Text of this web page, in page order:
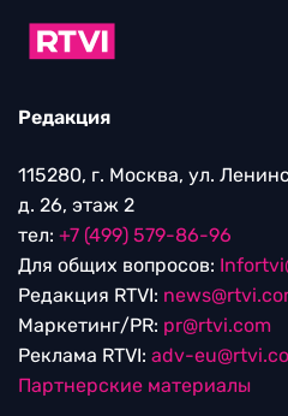
Редакция
115280, г. Москва, ул.
д. 26, этаж 2
тел: +7 (499) 579-86-96
Для общих вопросов:
Редакция RTVI:
Маркетинг/PR: pr@rtvi.com
Реклама RTVI: adv-
Партнерские материалы